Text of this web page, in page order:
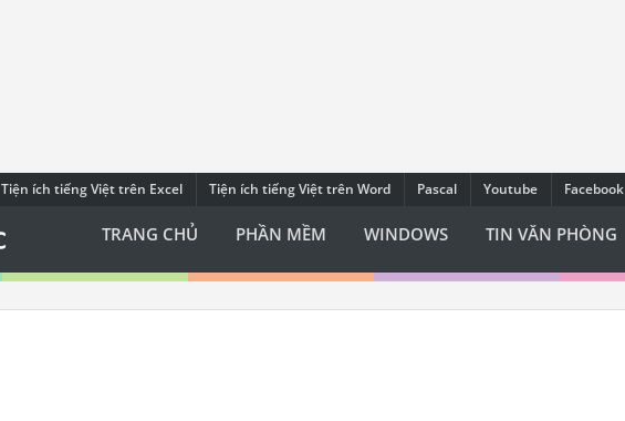
Tiện ích tiếng Việt trên Excel Tiện ích tiếng Việt trên Word Pascal Youtube Facebook
TRANG CHỦ PHẦN MỀM WINDOWS TIN VĂN PHÒNG